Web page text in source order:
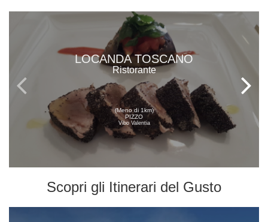
LOCANDA TOSCANO
Ristorante
(Meno di 1km)
PIZZO
Vibo Valentia
Scopri gli Itinerari del Gusto